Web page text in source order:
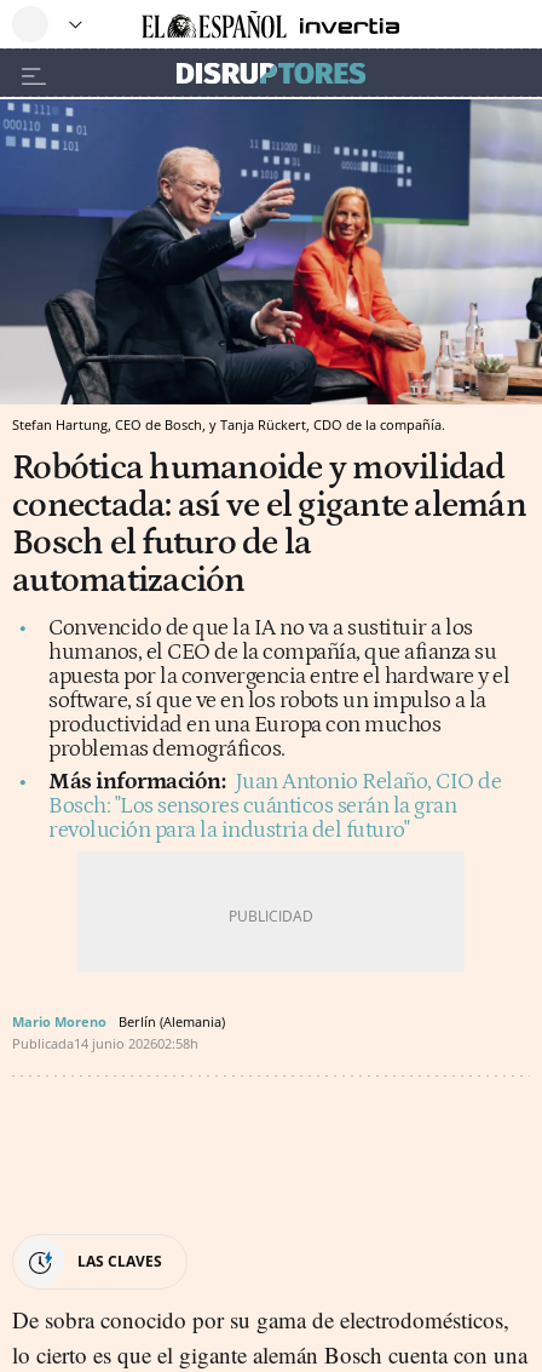
Stefan Hartung, CEO de Bosch, y Tanja Rückert, CDO de la compañía.
Robótica humanoide y movilidad
conectada: así ve el gigante alemán
Bosch el futuro de la
automatización
Convencido de que la IA no va a sustituir a los
humanos, el CEO de la compañía, que afianza su
apuesta por la convergencia entre el hardware y el
software, sí que ve en los robots un impulso a la
productividad en una Europa con muchos
problemas demográficos.
Más información: Juan Antonio Relaño, CIO de
Bosch: "Los sensores cuánticos serán la gran
revolución para la industria del futuro"
Mario Moreno
Berlín (Alemania)
Publicada14 junio 202602:58h
LAS CLAVES
De sobra conocido por su gama de electrodomésticos,
lo cierto es que el gigante alemán Bosch cuenta con una